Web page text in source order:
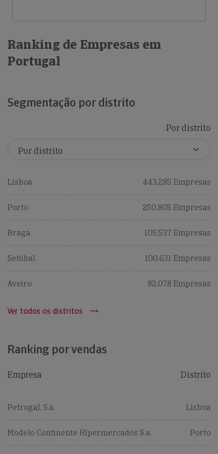
Ranking de Empresas em
Portugal
Segmentação por distrito
Por distrito
Lisboa 443,285 Empresas
Porto 250,805 Empresas
Braga 105,537 Empresas
Setúbal 100,631 Empresas
Aveiro 82,078 Empresas
Ver todos os distritos
Ranking por vendas
Empresa Distrito
Petrogal, S.a. Lisboa
Modelo Continente Hipermercados S.a. Porto